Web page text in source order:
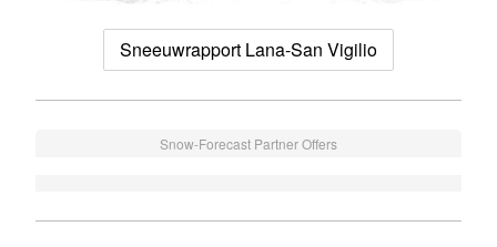
Sneeuwrapport Lana-San Vigilio
Snow-Forecast Partner Offers